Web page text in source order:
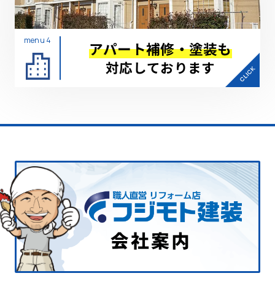
menu 4 アパート補修・塗装も
対応しております